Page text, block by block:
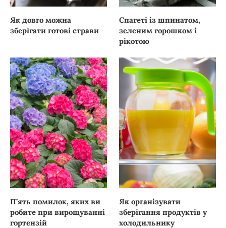
Як довго можна
зберігати готові страви
Спагеті із шпинатом,
зеленим горошком і
рікотою
П’ять помилок, яких ви
робите при вирощуванні
гортензій
Як організувати
зберігання продуктів у
холодильнику